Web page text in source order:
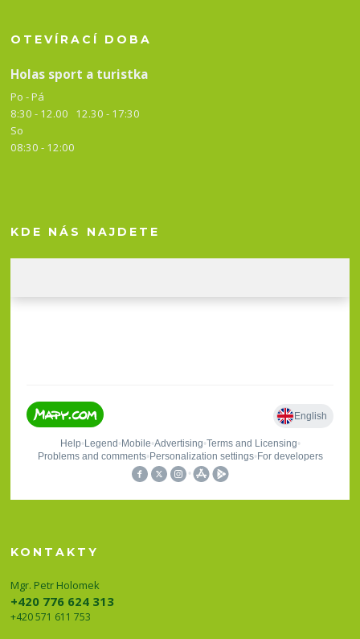
OTEVÍRACÍ DOBA
Holas sport a turistka
Po - Pá
8:30 - 12.00 12.30 - 17:30
So
08:30 - 12:00
KDE NÁS NAJDETE
KONTAKTY
Mgr. Petr Holomek
+420 776 624 313
+420 571 611 753